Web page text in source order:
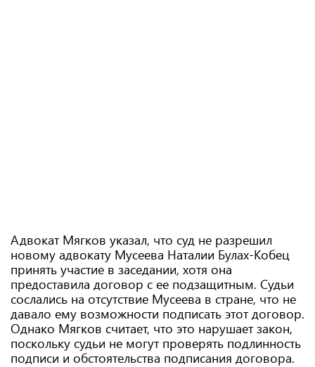
Адвокат Мягков указал, что суд не разрешил
новому адвокату Мусеева Наталии Булах-Кобец
принять участие в заседании, хотя она
предоставила договор с ее подзащитным. Судьи
сослались на отсутствие Мусеева в стране, что не
давало ему возможности подписать этот договор.
Однако Мягков считает, что это нарушает закон,
поскольку судьи не могут проверять подлинность
подписи и обстоятельства подписания договора.